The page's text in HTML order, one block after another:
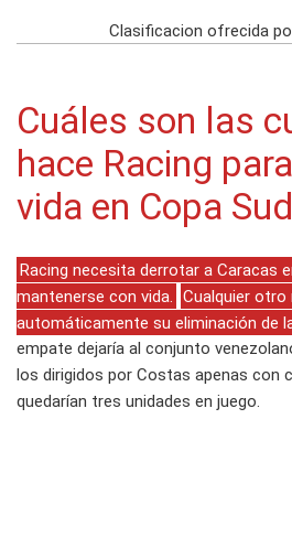
Clasificacion ofrecida
Cuáles son las
hace Racing
vida en Copa
Racing necesita derrotar a Caracas
mantenerse con vida.
Cualquier
automáticamente su eliminación de
empate dejaría al conjunto
los dirigidos por Costas apenas con
quedarían tres unidades en juego.